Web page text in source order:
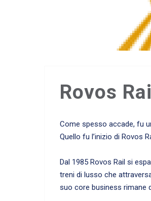
Rovos
Come spesso accade, fu
Quello fu l’inizio di Rovos
Dal 1985 Rovos Rail si
treni di lusso che
suo core business rimane